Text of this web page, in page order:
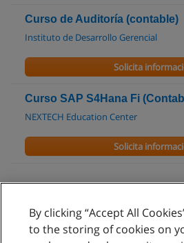
Curso de Auditoría (contable)
Instituto de Desarrollo Gerencial
Solicita
Curso SAP S4Hana Fi
NEXTECH Education Center
Solicita
Reglas de uso
By clicking “Accept All
to the storing of cookies on